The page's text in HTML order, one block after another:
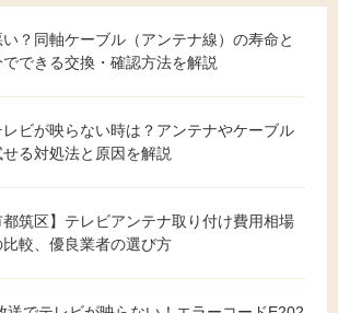
？同軸ケーブル（アンテナ線）の寿命と
できる交換・確認方法を解説
ビが映らない時は？アンテナやケーブル
る対処法と原因を解説
都筑区】テレビアンテナ取り付け費用相場
較、優良業者の選び方